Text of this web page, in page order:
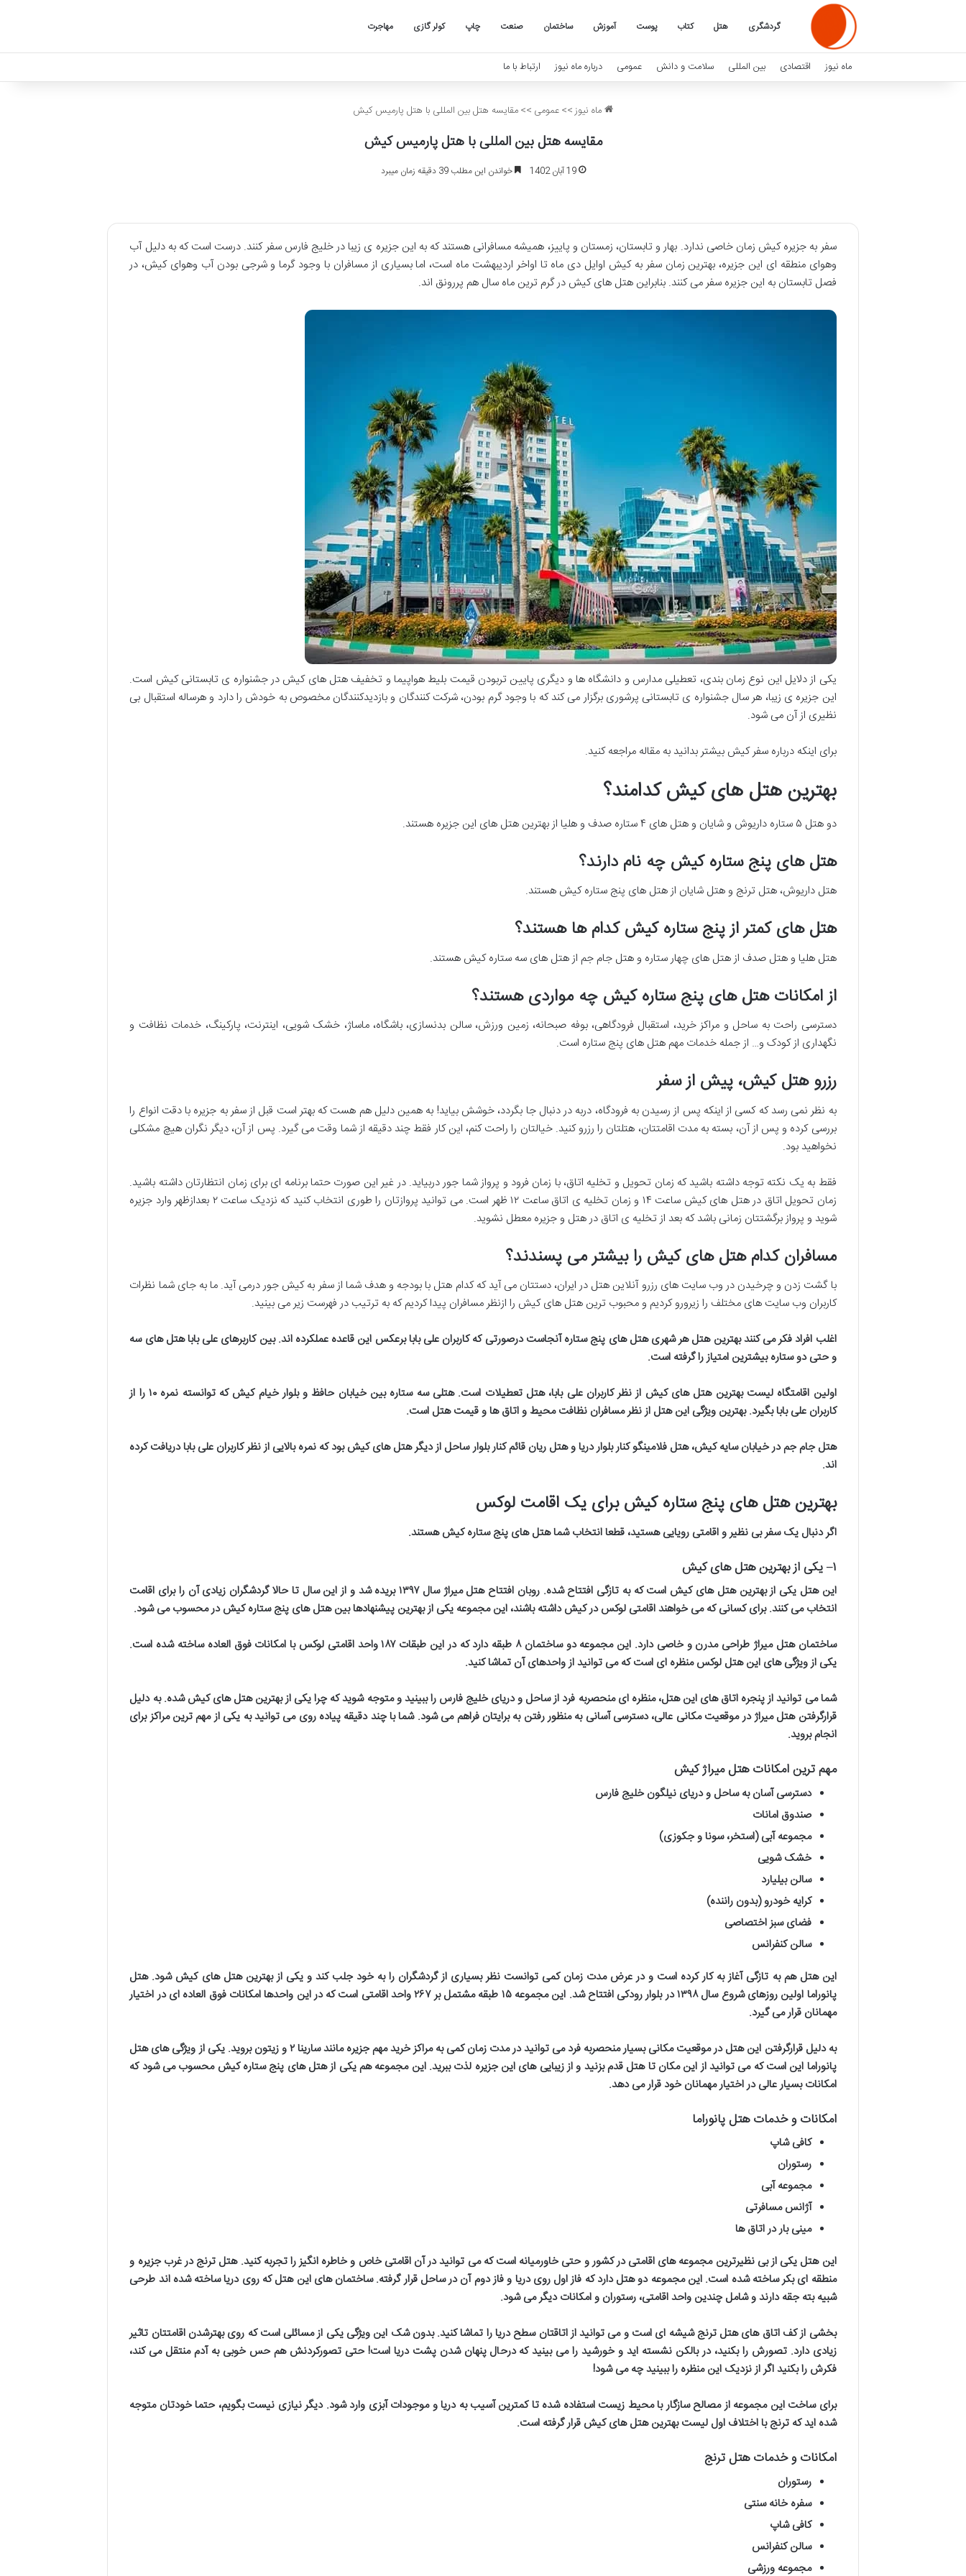
گردشگری هتل کتاب پوست آموزش ساختمان صنعت چاپ کولر گازی مهاجرت
ماه نیوز اقتصادی بین المللی سلامت و دانش عمومی درباره ماه نیوز ارتباط با ما
ماه نیوز>>عمومی >>مقایسه هتل بین المللی با هتل پارمیس کیش
مقایسه هتل بین المللی با هتل پارمیس کیش
19 آبان 1402 خواندن این مطلب 39 دقیقه زمان میبرد
سفر به جزیره کیش زمان خاصی ندارد. بهار و تابستان، زمستان و پاییز، همیشه مسافرانی هستند که به این جزیره ی زیبا در خلیج فارس سفر کنند. درست است که به دلیل آب
وهوای منطقه ای این جزیره، بهترین زمان سفر به کیش اوایل دی ماه تا اواخر اردیبهشت ماه است، اما بسیاری از مسافران با وجود گرما و شرجی بودن آب وهوای کیش، در
فصل تابستان به این جزیره سفر می کنند. بنابراین هتل های کیش در گرم ترین ماه سال هم پررونق اند.
یکی از دلایل این نوع زمان بندی، تعطیلی مدارس و دانشگاه ها و دیگری پایین تربودن قیمت بلیط هواپیما و تخفیف هتل های کیش در جشنواره ی تابستانی کیش است.
این جزیره ی زیبا، هر سال جشنواره ی تابستانی پرشوری برگزار می کند که با وجود گرم بودن، شرکت کنندگان و بازدیدکنندگان مخصوص به خودش را دارد و هرساله استقبال بی
نظیری از آن می شود.
برای اینکه درباره سفر کیش بیشتر بدانید به مقاله مراجعه کنید.
بهترین هتل های کیش کدامند؟
دو هتل ۵ ستاره داریوش و شایان و هتل های ۴ ستاره صدف و هلیا از بهترین هتل های این جزیره هستند.
هتل های پنج ستاره کیش چه نام دارند؟
هتل داریوش، هتل ترنج و هتل شایان از هتل های پنج ستاره کیش هستند.
هتل های کمتر از پنج ستاره کیش کدام ها هستند؟
هتل هلیا و هتل صدف از هتل های چهار ستاره و هتل جام جم از هتل های سه ستاره کیش هستند.
از امکانات هتل های پنج ستاره کیش چه مواردی هستند؟
دسترسی راحت به ساحل و مراکز خرید، استقبال فرودگاهی، بوفه صبحانه، زمین ورزش، سالن بدنسازی، باشگاه، ماساژ، خشک شویی، اینترنت، پارکینگ، خدمات نظافت و
نگهداری از کودک و… از جمله خدمات مهم هتل های پنج ستاره است.
رزرو هتل کیش، پیش از سفر
به نظر نمی رسد که کسی از اینکه پس از رسیدن به فرودگاه، دربه در دنبال جا بگردد، خوشش بیاید! به همین دلیل هم هست که بهتر است قبل از سفر به جزیره با دقت انواع را
بررسی کرده و پس از آن، بسته به مدت اقامتتان، هتلتان را رزرو کنید. خیالتان را راحت کنم، این کار فقط چند دقیقه از شما وقت می گیرد. پس از آن، دیگر نگران هیچ مشکلی
نخواهید بود.
فقط به یک نکته توجه داشته باشید که زمان تحویل و تخلیه اتاق، با زمان فرود و پرواز شما جور دربیاید. در غیر این صورت حتما برنامه ای برای زمان انتظارتان داشته باشید.
زمان تحویل اتاق در هتل های کیش ساعت ۱۴ و زمان تخلیه ی اتاق ساعت ۱۲ ظهر است. می توانید پروازتان را طوری انتخاب کنید که نزدیک ساعت ۲ بعدازظهر وارد جزیره
شوید و پرواز برگشتتان زمانی باشد که بعد از تخلیه ی اتاق در هتل و جزیره معطل نشوید.
مسافران کدام هتل های کیش را بیشتر می پسندند؟
با گشت زدن و چرخیدن در وب سایت های رزرو آنلاین هتل در ایران، دستتان می آید که کدام هتل با بودجه و هدف شما از سفر به کیش جور درمی آید. ما به جای شما نظرات
کاربران وب سایت های مختلف را زیرورو کردیم و محبوب ترین هتل های کیش را ازنظر مسافران پیدا کردیم که به ترتیب در فهرست زیر می بینید.
اغلب افراد فکر می کنند بهترین هتل هر شهری هتل های پنج ستاره آنجاست درصورتی که کاربران علی بابا برعکس این قاعده عملکرده اند. بین کاربرهای علی بابا هتل های سه
و حتی دو ستاره بیشترین امتیاز را گرفته است.
اولین اقامتگاه لیست بهترین هتل های کیش از نظر کاربران علی بابا، هتل تعطیلات است. هتلی سه ستاره بین خیابان حافظ و بلوار خیام کیش که توانسته نمره ۱۰را از
کاربران علی بابا بگیرد. بهترین ویژگی این هتل از نظر مسافران نظافت محیط و اتاق ها و قیمت هتل است.
هتل جام جم در خیابان سایه کیش، هتل فلامینگو کنار بلوار دریا و هتل ریان قائم کنار بلوار ساحل از دیگر هتل های کیش بود که نمره بالایی از نظر کاربران علی بابا دریافت کرده
اند.
بهترین هتل های پنج ستاره کیش برای یک اقامت لوکس
اگر دنبال یک سفر بی نظیر و اقامتی رویایی هستید، قطعا انتخاب شما هتل های پنج ستاره کیش هستند.
۱–یکی از بهترین هتل های کیش
این هتل یکی از بهترین هتل های کیش است که به تازگی افتتاح شده. روبان افتتاح هتل میراژ سال۱۳۹۷بریده شد و از این سال تا حالا گردشگران زیادی آن را برای اقامت
انتخاب می کنند. برای کسانی که می خواهند اقامتی لوکس در کیش داشته باشند، این مجموعه یکی از بهترین پیشنهادها بین هتل های پنج ستاره کیش در محسوب می شود.
ساختمان هتل میراژ طراحی مدرن و خاصی دارد. این مجموعه دو ساختمان۸ طبقه دارد که در این طبقات۱۸۷واحد اقامتی لوکس با امکانات فوق العاده ساخته شده است.
یکی از ویژگی های این هتل لوکس منظره ای است که می توانید از واحدهای آن تماشا کنید.
شما می توانید از پنجره اتاق های این هتل، منظره ای منحصربه فرد از ساحل و دریای خلیج فارس را ببینید و متوجه شوید که چرا یکی از بهترین هتل های کیش شده. به دلیل
قرارگرفتن هتل میراژ در موقعیت مکانی عالی، دسترسی آسانی به منظور رفتن به برایتان فراهم می شود. شما با چند دقیقه پیاده روی می توانید به یکی از مهم ترین مراکز برای
انجام بروید.
مهم ترین امکانات هتل میراژ کیش
دسترسی آسان به ساحل و دریای نیلگون خلیج فارس
صندوق امانات
مجموعه آبی (استخر، سونا و جکوزی)
خشک شویی
سالن بیلیارد
کرایه خودرو (بدون راننده)
فضای سبز اختصاصی
سالن کنفرانس
این هتل هم به تازگی آغاز به کار کرده است و در عرض مدت زمان کمی توانست نظر بسیاری از گردشگران را به خود جلب کند و یکی از بهترین هتل های کیش شود.هتل
پانوراما اولین روزهای شروع سال۱۳۹۸در بلوار رودکی افتتاح شد. این مجموعه۱۵ طبقه مشتمل بر۲۶۷واحد اقامتی است که در این واحدها امکانات فوق العاده ای در اختیار
مهمانان قرار می گیرد.
به دلیل قرارگرفتن این هتل در موقعیت مکانی بسیار منحصربه فرد می توانید در مدت زمان کمی به مراکز خرید مهم جزیره مانند سارینا۲و زیتون بروید. یکی از ویژگی های هتل
پانوراما این است که می توانید از این مکان تا هتل قدم بزنید و از زیبایی های این جزیره لذت ببرید. این مجموعه هم یکی از هتل های پنج ستاره کیش محسوب می شود که
امکانات بسیار عالی در اختیار مهمانان خود قرار می دهد.
امکانات و خدمات هتل پانوراما
کافی شاپ
رستوران
مجموعه آبی
آژانس مسافرتی
مینی بار در اتاق ها
این هتل یکی از بی نظیرترین مجموعه های اقامتی در کشور و حتی خاورمیانه است که می توانید در آن اقامتی خاص و خاطره انگیز را تجربه کنید. هتل ترنج در غرب جزیره و
منطقه ای بکر ساخته شده است. این مجموعه دو هتل دارد که فاز اول روی دریا و فاز دوم آن در ساحل قرار گرفته. ساختمان های این هتل که روی دریا ساخته شده اند طرحی
شبیه بته جقه دارند و شامل چندین واحد اقامتی، رستوران و امکانات دیگر می شود.
بخشی از کف اتاق های هتل ترنج شیشه ای است و می توانید از اتاقتان سطح دریا را تماشا کنید. بدون شک این ویژگی یکی از مسائلی است که روی بهترشدن اقامتتان تاثیر
زیادی دارد. تصورش را بکنید، در بالکن نشسته اید و خورشید را می بینید که درحال پنهان شدن پشت دریا است! حتی تصورکردنش هم حس خوبی به آدم منتقل می کند،
فکرش را بکنید اگر از نزدیک این منظره را ببینید چه می شود!
برای ساخت این مجموعه از مصالح سازگار با محیط زیست استفاده شده تا کمترین آسیب به دریا و موجودات آبزی وارد شود. دیگر نیازی نیست بگویم، حتما خودتان متوجه
شده اید که ترنج با اختلاف اول لیست بهترین هتل های کیش قرار گرفته است.
امکانات و خدمات هتل ترنج
رستوران
سفره خانه سنتی
کافی شاپ
سالن کنفرانس
مجموعه ورزشی